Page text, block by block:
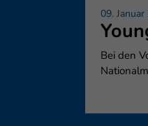
09.
Bei den